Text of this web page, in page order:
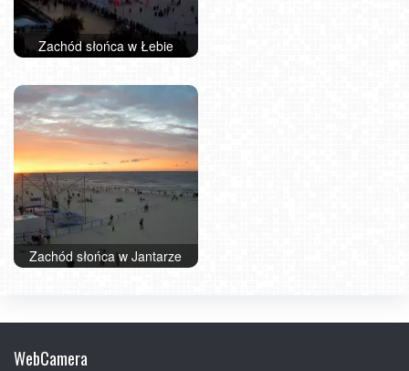
Zachód słońca w Łebie
Zachód słońca w Kołobrzegu
Zachód słońca w Jantarze
Zachód słońca w Grzybowie
WebCamera